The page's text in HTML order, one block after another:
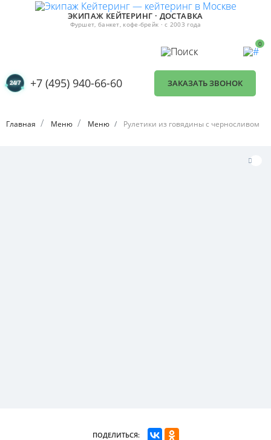
ЭКИПАЖ КЕЙТЕРИНГ · ДОСТАВКА
Фуршет, банкет, кофе-брейк · с 2003 года
0
+7 (495) 940-66-60 ЗАКАЗАТЬ ЗВОНОК
Главная Меню Меню Рулетики из говядины с черносливом
ПОДЕЛИТЬСЯ: